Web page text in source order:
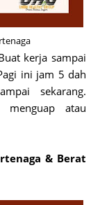
kerja sampai
ini jam 5 dah
sekarang.
menguap atau
& Berat